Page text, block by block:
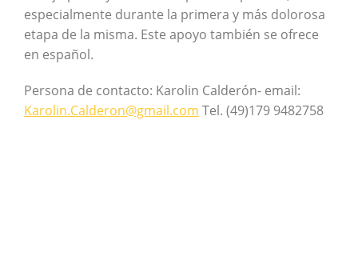
especialmente durante la primera y más dolorosa
etapa de la misma. Este apoyo también se ofrece
en español.
Persona de contacto: Karolin Calderón- email:
Karolin.Calderon@gmail.com Tel. (49)179 9482758